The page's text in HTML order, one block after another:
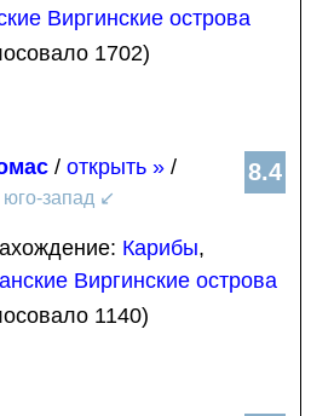
Виргинские острова
1702)
8.4
/ открыть » /
запад ↙
Карибы,
Виргинские острова
1140)